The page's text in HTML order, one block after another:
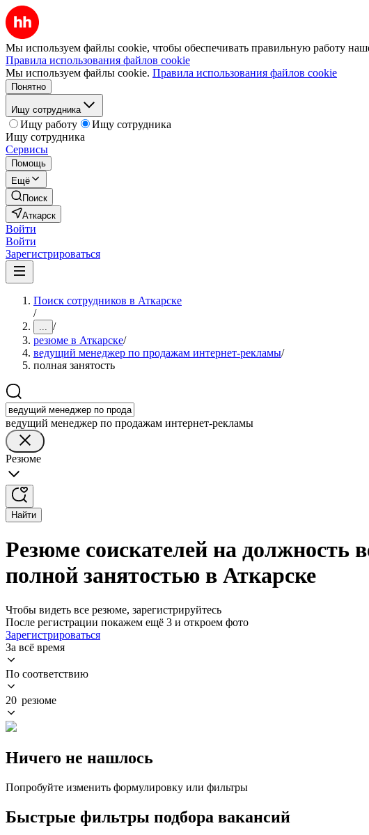
Мы используем файлы cookie, чтобы обеспечивать правильную работу
Правила использования файлов cookie
Мы используем файлы cookie. Правила использования файлов cookie
Понятно
Ищу сотрудника
Ищу работу
Ищу сотрудника
Ищу сотрудника
Сервисы
Помощь
Ещё
Поиск
Аткарск
Войти
Войти
Зарегистрироваться
Поиск сотрудников в Аткарске
/
... /
резюме в Аткарске/
ведущий менеджер по продажам интернет-рекламы/
полная занятость
ведущий менеджер по продажам интернет-рекламы
Резюме
Найти
Резюме соискателей на должность
полной занятостью в Аткарске
Чтобы видеть все резюме, зарегистрируйтесь
После регистрации покажем ещё 3 и откроем фото
Зарегистрироваться
За всё время
По соответствию
20 резюме
Ничего не нашлось
Попробуйте изменить формулировку или фильтры
Быстрые фильтры подбора вакансий